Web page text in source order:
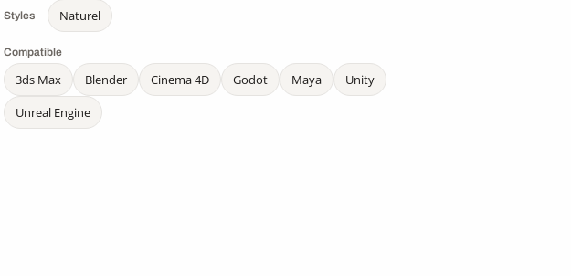
Styles Naturel
Compatible
3ds Max Blender Cinema 4D Godot Maya
Unity
Unreal Engine